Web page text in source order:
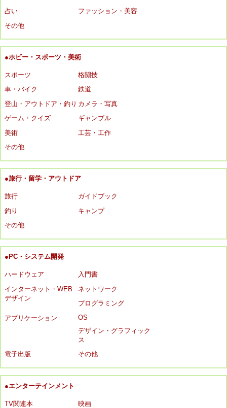
占い
ファッション・美容
その他
●ホビー・スポーツ・美術
スポーツ
格闘技
車・バイク
鉄道
登山・アウトドア・釣り カメラ・写真
ゲーム・クイズ
ギャンブル
美術
工芸・工作
その他
●旅行・留学・アウトドア
旅行
ガイドブック
釣り
キャンプ
その他
●PC・システム開発
ハードウェア
入門書
インターネット・WEB
デザイン
ネットワーク
プログラミング
アプリケーション
OS
デザイン・グラフィック
ス
電子出版
その他
●エンターテインメント
TV関連本
映画